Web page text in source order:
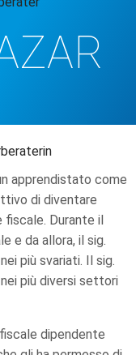
apprendistato come
di diventare
Durante il
e da allora, il sig.
più svariati. Il sig.
più diversi settori
dipendente